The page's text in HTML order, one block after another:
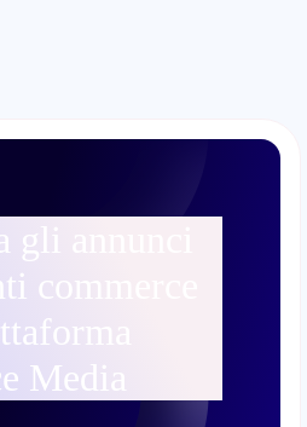
gli annunci
commerce
Media